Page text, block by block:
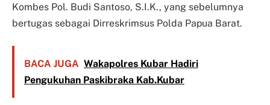
Kombes Pol. Budi Santoso, S.I.K., yang sebelumnya
bertugas sebagai Dirreskrimsus Polda Papua Barat.
BACA JUGA Wakapolres Kubar Hadiri
Pengukuhan Paskibraka Kab.Kubar